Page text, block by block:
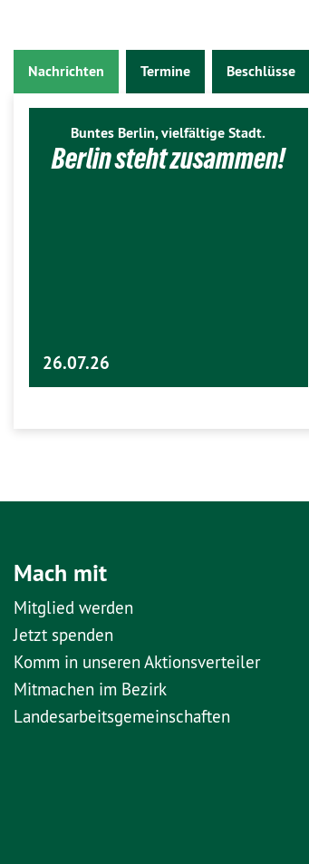
Nachrichten Termine Beschlüsse
Buntes Berlin, vielfältige Stadt.
Berlin steht zusammen!
26.07.26
Mach mit
Mitglied werden
Jetzt spenden
Komm in unseren Aktionsverteiler
Mitmachen im Bezirk
Landesarbeitsgemeinschaften